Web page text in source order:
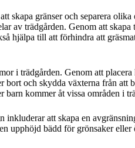
skapa gränser och separera
av trädgården. Genom att
hjälpa till att förhindra att
i trädgården. Genom att
och skydda växterna från att
kommer åt vissa områden i
att skapa en
upphöjd bädd för grönsaker